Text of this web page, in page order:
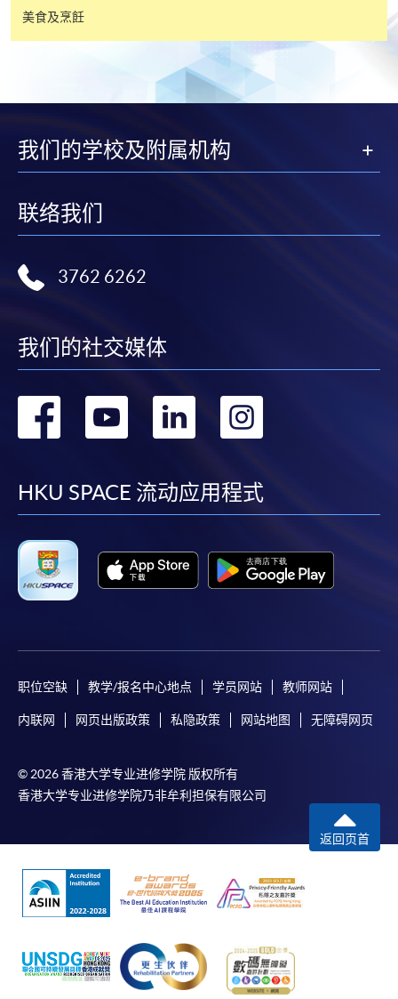
Pay) 、「支付寶」(Online Alipay) 或 「轉數快」(FPS)
凡以「先到先得」為取錄方式的課程，請填妥
費以及所需證明文件呈交。
申請學歷頒授及專業課程可能需要其他資料，報名
表格後，請連同報名費/學費以及所需證明文件親
往報名中心或以郵遞方式遞交。
報讀同一學歷頒授課程內其他單元
​學院為學歷頒授課程特設「註冊及學費通知」，適
用於一般學歷頒授課程。
何疑問，請詳閱個別課程資料，或聯絡有關課程負責
課程/科目報名注意事項:
選用網上報名服務必須在已接駁互聯網及支援
JavaScript程式瀏覽器的電腦上進行。建議選用
Google Chrome瀏覽器。
申請人不應閒置申請超過10分鐘。否則，申請人
網上報名只支援「提早報讀優惠」。如需享用其他
報讀優惠，請親臨學院的報名中心報名。
美食及烹飪
我们的学校及附属机构
联络我们
3762 6262
我们的社交媒体
转
facebook
转
youtube
转
linkedin
转
HKU SPACE 流动应用程式
职位空缺 教学/报名中心地点 学员网站 教师网站
内联网 网页出版政策 私隐政策 网站地图 无障碍网页
© 2026 香港大学专业进修学院 版权所有
香港大学专业进修学院乃非牟利担保有限公司
返回页首